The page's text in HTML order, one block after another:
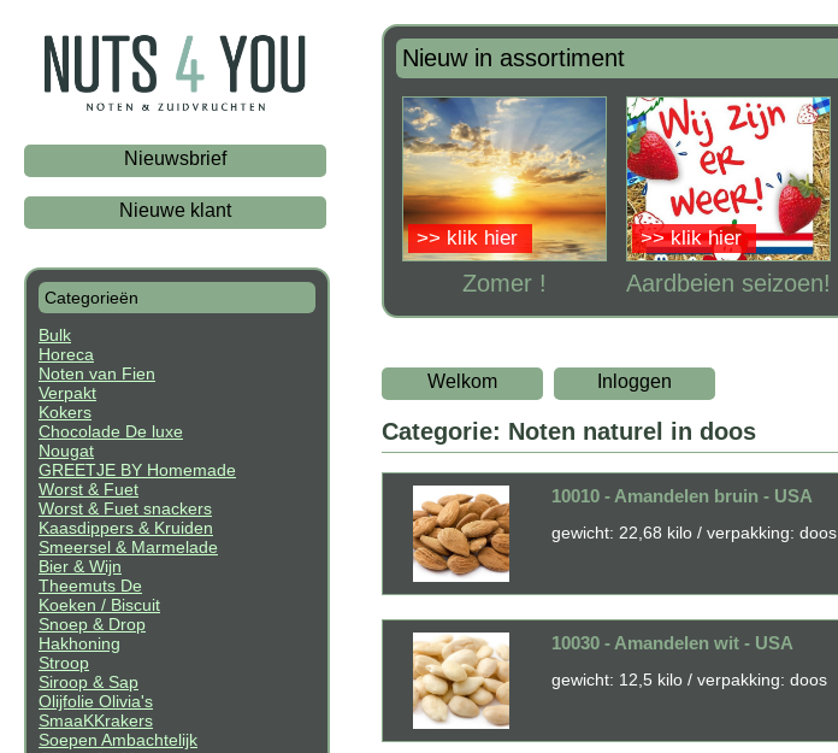
Nieuwsbrief
Nieuwe klant
Categorieën
Bulk
Horeca
Noten van Fien
Verpakt
Kokers
Chocolade De luxe
Nougat
GREETJE BY Homemade
Worst & Fuet
Worst & Fuet snackers
Kaasdippers & Kruiden
Smeersel & Marmelade
Bier & Wijn
Theemuts De
Koeken / Biscuit
Snoep & Drop
Hakhoning
Stroop
Siroop & Sap
Olijfolie Olivia's
SmaaKKrakers
Soepen Ambachtelijk
Nieuw in assortiment
Zomer !
>> klik hier
Aardbeien seizoen!
>> klik hier
Welkom Inloggen
Categorie: Noten naturel in doos
10010 - Amandelen bruin - USA
gewicht: 22,68 kilo / verpakking: doos
10030 - Amandelen wit - USA
gewicht: 12,5 kilo / verpakking: doos